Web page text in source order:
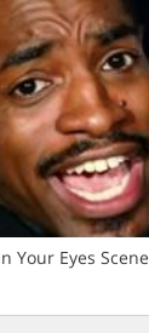
Your Eyes Scene